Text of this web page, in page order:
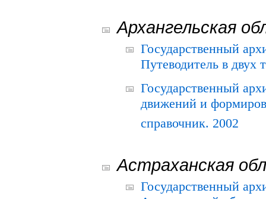
Архангельская
Государственный
Путеводитель в двух
Государственный
движений и
справочник. 2002
Астраханская
Государственный